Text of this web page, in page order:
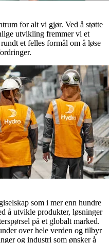
for alt vi gjør. Ved å støtte
utvikling fremmer vi et
et felles formål om å løse
som i mer enn hundre
å utvikle produkter, løsninger
på et globalt marked.
over hele verden og tilbyr
og industri som ønsker å